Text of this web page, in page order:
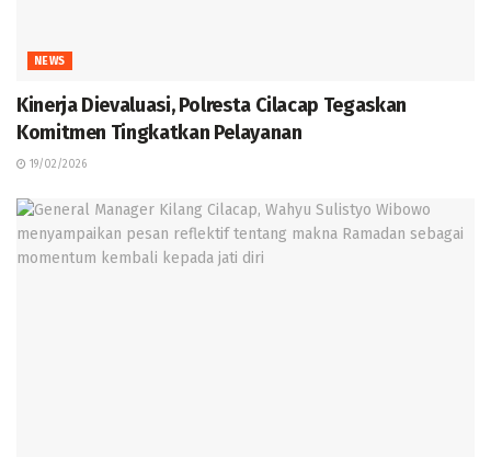
NEWS
Kinerja Dievaluasi, Polresta Cilacap Tegaskan
Komitmen Tingkatkan Pelayanan
19/02/2026